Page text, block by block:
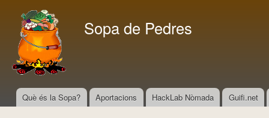
Sopa de Pedres
Menú principal
Què és la Sopa? Aportacions HackLab Nòmada Guifi.net